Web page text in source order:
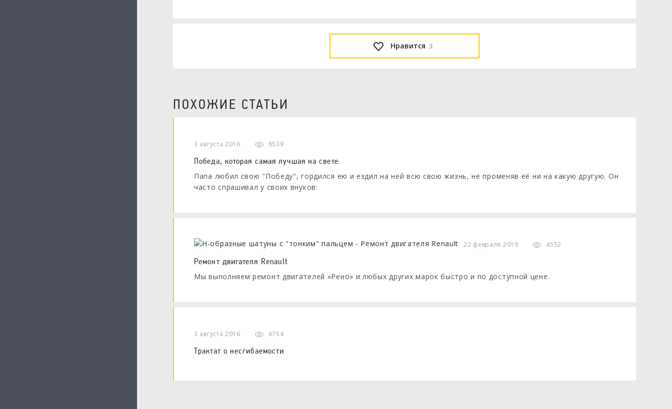
Нравится 3
ПОХОЖИЕ СТАТЬИ
3 августа 2016 8539
Победа, которая самая лучшая на свете
Папа любил свою "Победу", гордился ею и ездил на ней всю свою жизнь, не променяв её ни на какую другую. Он
часто спрашивал у своих внуков:
22 февраля 2019 4552
Ремонт двигателя Renault
Мы выполняем ремонт двигателей «Рено» и любых других марок быстро и по доступной цене.
3 августа 2016 6754
Трактат о несгибаемости